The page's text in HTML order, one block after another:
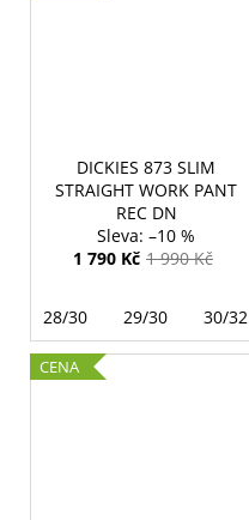
DICKIES 873 SLIM
STRAIGHT WORK PANT
REC DN
–10 %
1 790 Kč 1 990 Kč
28/30 29/30 30/32
CENA